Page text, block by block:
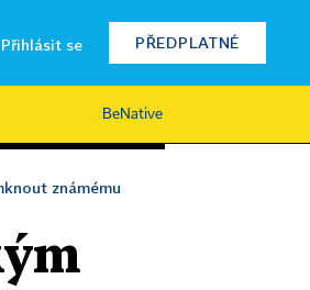
Přihlásit se PŘEDPLATNÉ
BeNative
známému